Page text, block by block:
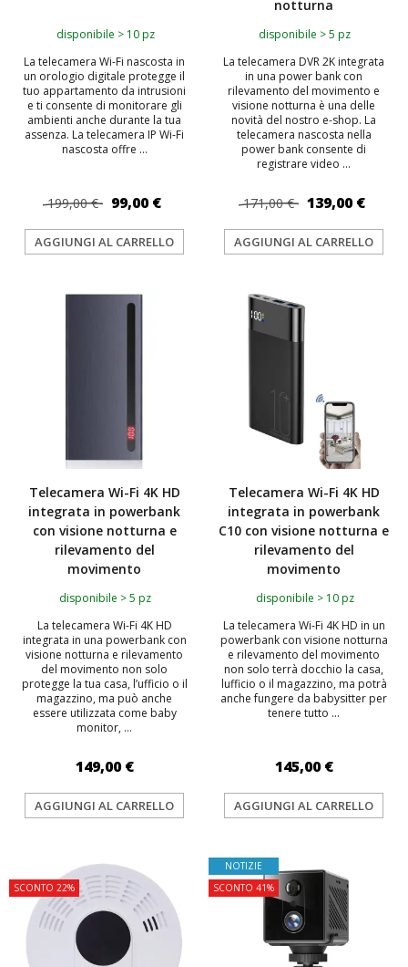
disponibile > 10 pz
La telecamera Wi-Fi nascosta in
un orologio digitale protegge il
tuo appartamento da intrusioni
e ti consente di monitorare gli
ambienti anche durante la tua
assenza. La telecamera IP Wi-Fi
nascosta offre ...
199,00 € 99,00 €
AGGIUNGI AL CARRELLO
notturna
disponibile > 5 pz
La telecamera DVR 2K integrata
in una power bank con
rilevamento del movimento e
visione notturna è una delle
novità del nostro e-shop. La
telecamera nascosta nella
power bank consente di
registrare video ...
171,00 € 139,00 €
AGGIUNGI AL CARRELLO
Telecamera Wi-Fi 4K HD
integrata in powerbank
con visione notturna e
rilevamento del
movimento
disponibile > 5 pz
La telecamera Wi-Fi 4K HD
integrata in una powerbank con
visione notturna e rilevamento
del movimento non solo
protegge la tua casa, l’ufficio o il
magazzino, ma può anche
essere utilizzata come baby
monitor, ...
149,00 €
AGGIUNGI AL CARRELLO
Telecamera Wi-Fi 4K HD
integrata in powerbank
C10 con visione notturna e
rilevamento del
movimento
disponibile > 10 pz
La telecamera Wi-Fi 4K HD in un
powerbank con visione notturna
e rilevamento del movimento
non solo terrà docchio la casa,
lufficio o il magazzino, ma potrà
anche fungere da babysitter per
tenere tutto ...
145,00 €
AGGIUNGI AL CARRELLO
SCONTO 22%
NOTIZIE
SCONTO 41%